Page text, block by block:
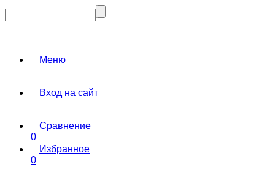
Меню
Вход на сайт
Сравнение
0
Избранное
0